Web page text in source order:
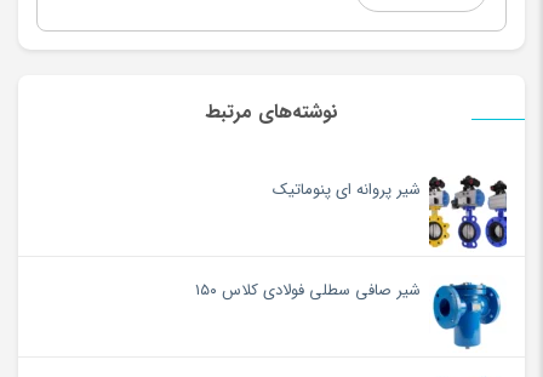
نوشته‌های مرتبط
شیر پروانه ای پنوماتیک
شیر صافی سطلی فولادی کلاس ۱۵۰